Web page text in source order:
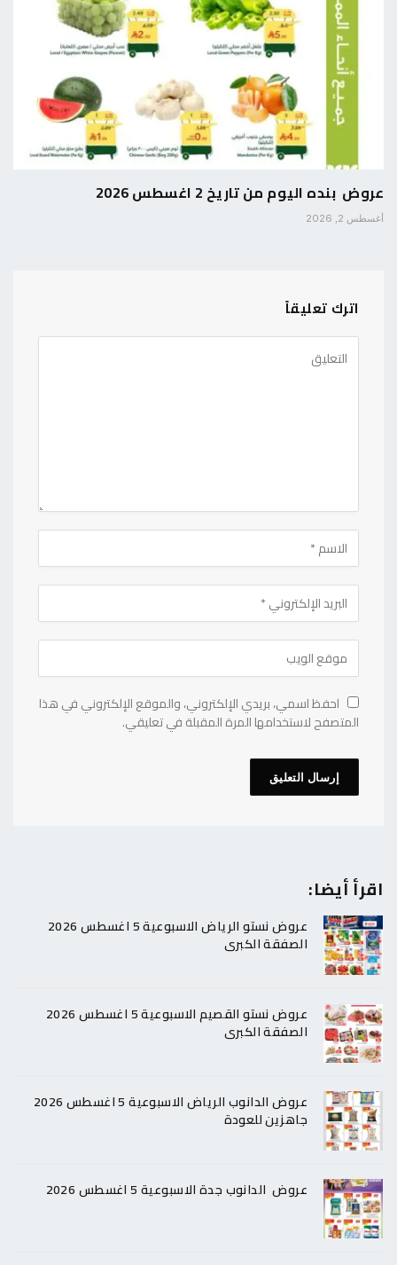
عروض بنده اليوم من تاريخ 2 اغسطس 2026
أغسطس 2, 2026
اترك تعليقاً
احفظ اسمي، بريدي الإلكتروني، والموقع الإلكتروني في هذا
المتصفح لاستخدامها المرة المقبلة في تعليقي.
اقرأ أيضا:
عروض نستو الرياض الاسبوعية 5 اغسطس 2026
الصفقة الكبرى
عروض نستو القصيم الاسبوعية 5 اغسطس 2026
الصفقة الكبرى
عروض الدانوب الرياض الاسبوعية 5 اغسطس 2026
جاهزين للعودة
عروض الدانوب جدة الاسبوعية 5 اغسطس 2026